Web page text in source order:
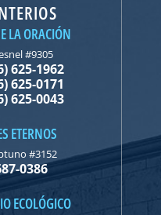
LA ORACIÓN
#9305
625-1962
625-0171
625-0043
ETERNOS
#3152
0386
ECOLÓGICO